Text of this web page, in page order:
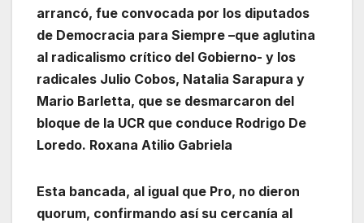
arrancó, fue convocada por los diputados
de Democracia para Siempre –que aglutina
al radicalismo crítico del Gobierno- y los
radicales Julio Cobos, Natalia Sarapura y
Mario Barletta, que se desmarcaron del
bloque de la UCR que conduce Rodrigo De
Loredo. Roxana Atilio Gabriela
Esta bancada, al igual que Pro, no dieron
quorum, confirmando así su cercanía al